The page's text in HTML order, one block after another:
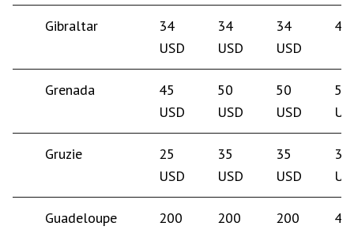
Gibraltar
34
USD
34
USD
34
USD
40
Grenada
45
USD
50
USD
50
USD
50
Gruzie
25
USD
35
USD
35
USD
35
Guadeloupe
200
200
200
40